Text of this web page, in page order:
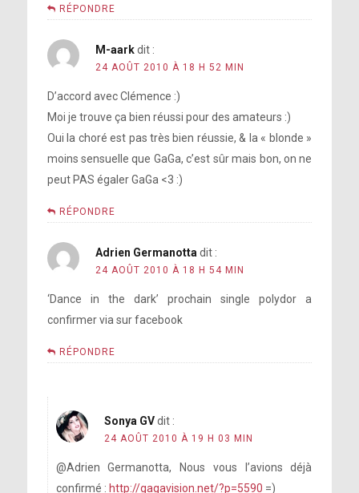
RÉPONDRE
M-aark dit :
24 AOÛT 2010 À 18 H 52 MIN
D’accord avec Clémence :)
Moi je trouve ça bien réussi pour des amateurs :)
Oui la choré est pas très bien réussie, & la « blonde »
moins sensuelle que GaGa, c’est sûr mais bon, on ne
peut PAS égaler GaGa <3 :)
RÉPONDRE
Adrien Germanotta dit :
24 AOÛT 2010 À 18 H 54 MIN
‘Dance in the dark’ prochain single polydor a
confirmer via sur facebook
RÉPONDRE
Sonya GV dit :
24 AOÛT 2010 À 19 H 03 MIN
@Adrien Germanotta, Nous vous l’avions déjà
confirmé : http://gagavision.net/?p=5590 =)